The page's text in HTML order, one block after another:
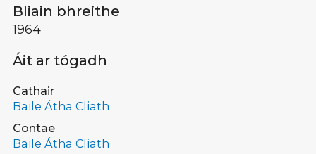
Bliain bhreithe
1964
Áit ar tógadh
Cathair
Baile Átha Cliath
Contae
Baile Átha Cliath